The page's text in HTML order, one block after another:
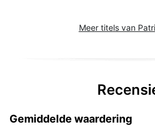
Meer titels van
Gemiddelde waardering